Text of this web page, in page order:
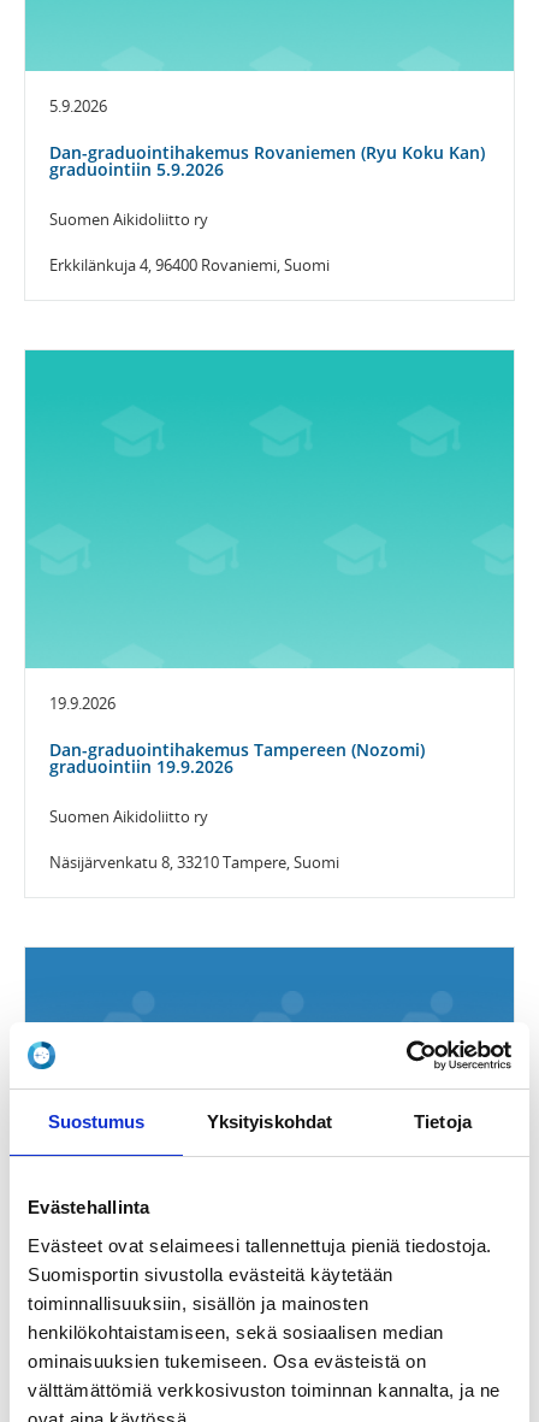
Suostumus Yksityiskohdat Tietoja
Evästehallinta
Evästeet ovat selaimeesi tallennettuja pieniä tiedostoja.
Suomisportin sivustolla evästeitä käytetään
toiminnallisuuksiin, sisällön ja mainosten
henkilökohtaistamiseen, sekä sosiaalisen median
ominaisuuksien tukemiseen. Osa evästeistä on
välttämättömiä verkkosivuston toiminnan kannalta, ja ne
5.9.2026
Dan-graduointihakemus Rovaniemen (Ryu Koku Kan)
graduointiin 5.9.2026
Suomen Aikidoliitto ry
Erkkilänkuja 4, 96400 Rovaniemi, Suomi
19.9.2026
Dan-graduointihakemus Tampereen (Nozomi)
graduointiin 19.9.2026
Suomen Aikidoliitto ry
Näsijärvenkatu 8, 33210 Tampere, Suomi
16.8.2026
Iaido kyu-graduointi Helsinki 16.8.2026
Suomen kendoseurojen keskusliitto ry